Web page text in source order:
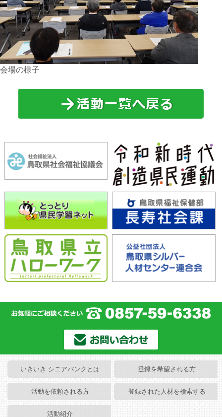
会場の様子
いきいき シニアバンクとは 登録を希望される方
活動を依頼される方 登録された人材を検索する
活動紹介